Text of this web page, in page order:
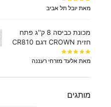
מאת יובל תל אביב
מכונת כביסה 8 ק''ג פתח
חזית CROWN דגם CR810
מאת אלעד מזרחי רעננה
מותגים